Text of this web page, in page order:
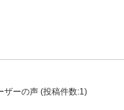
ザーの声 (投稿件数:1)